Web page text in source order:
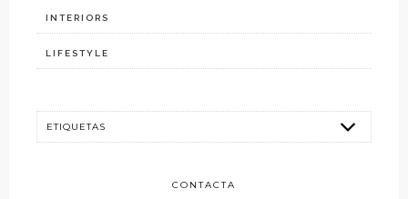
INTERIORS
LIFESTYLE
CONTACTA